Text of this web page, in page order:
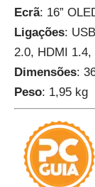
Ecrã: 16”
Ligações:
2.0, HDMI
Dimensões:
Peso: 1,95 kg